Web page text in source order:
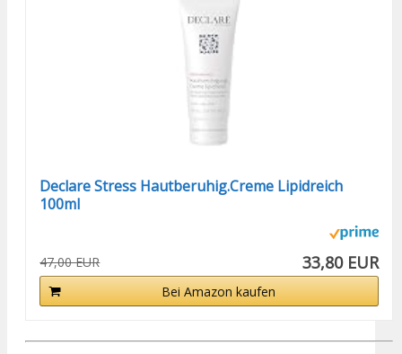
Declare Stress Hautberuhig.Creme Lipidreich
100ml
47,00 EUR 33,80 EUR
Bei Amazon kaufen